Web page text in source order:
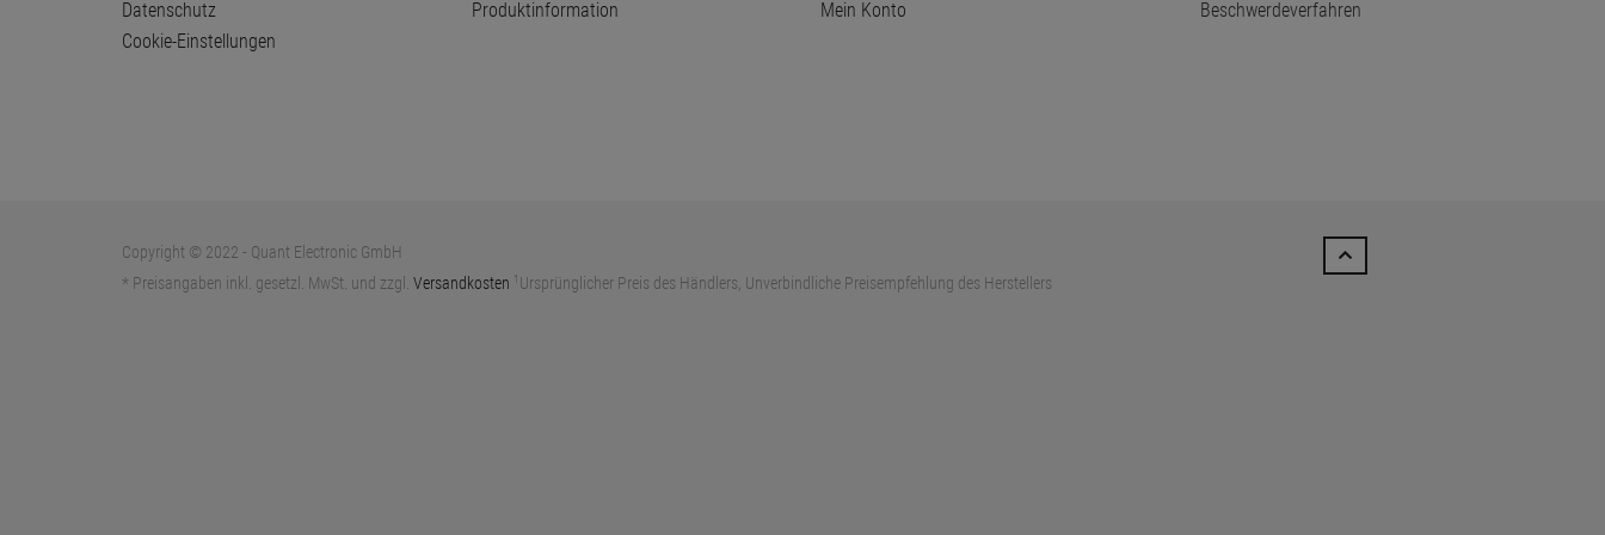
Datenschutz
Cookie-Einstellungen
Produktinformation Mein Konto Beschwerdeverfahren
Copyright © 2022 - Quant Electronic GmbH
* Preisangaben inkl. gesetzl. MwSt. und zzgl. Versandkosten 1 Ursprünglicher Preis des Händlers, Unverbindliche Preisempfehlung des Herstellers